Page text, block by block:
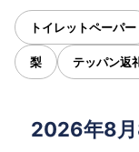
トイレットペーパー
梨 テッパン返
2026年8月